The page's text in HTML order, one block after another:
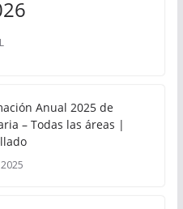
Anual 2025 de
– Todas las áreas |